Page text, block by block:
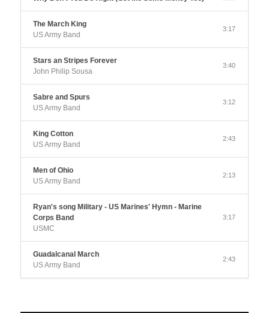
The March King
US Army Band
3:17
Stars an Stripes Forever
John Philip Sousa
3:40
Sabre and Spurs
US Army Band
3:12
King Cotton
US Army Band
2:43
Men of Ohio
US Army Band
2:13
Ryan's song Military - US Marines' Hymn - Marine
Corps Band
USMC
3:17
Guadalcanal March
US Army Band
2:43